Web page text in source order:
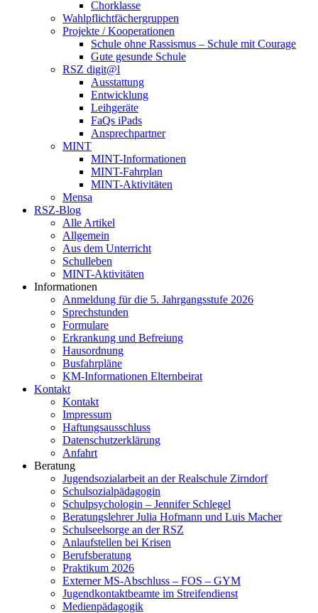
Chorklasse
Wahlpflichtfächergruppen
Projekte / Kooperationen
Schule ohne Rassismus – Schule mit Courage
Gute gesunde Schule
RSZ digit@l
Ausstattung
Entwicklung
Leihgeräte
FaQs iPads
Ansprechpartner
MINT
MINT-Informationen
MINT-Fahrplan
MINT-Aktivitäten
Mensa
RSZ-Blog
Alle Artikel
Allgemein
Aus dem Unterricht
Schulleben
MINT-Aktivitäten
Informationen
Anmeldung für die 5. Jahrgangsstufe 2026
Sprechstunden
Formulare
Erkrankung und Befreiung
Hausordnung
Busfahrpläne
KM-Informationen Elternbeirat
Kontakt
Kontakt
Impressum
Haftungsausschluss
Datenschutzerklärung
Anfahrt
Beratung
Jugendsozialarbeit an der Realschule Zirndorf
Schulsozialpädagogin
Schulpsychologin – Jennifer Schlegel
Beratungslehrer Julia Hofmann und Luis Macher
Schulseelsorge an der RSZ
Anlaufstellen bei Krisen
Berufsberatung
Praktikum 2026
Externer MS-Abschluss – FOS – GYM
Jugendkontaktbeamte im Streifendienst
Medienpädagogik